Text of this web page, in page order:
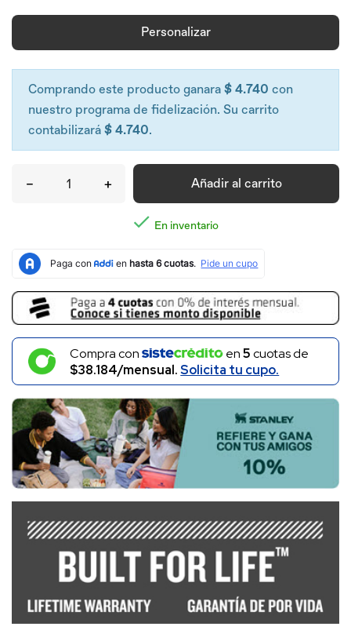
Personalizar
Comprando este producto ganara $ 4.740 con
nuestro programa de fidelización. Su carrito
contabilizará $ 4.740.
– + Añadir al carrito
 En inventario
Compra con en5cuotas de
$38.184/mensual.Solicita tu cupo.